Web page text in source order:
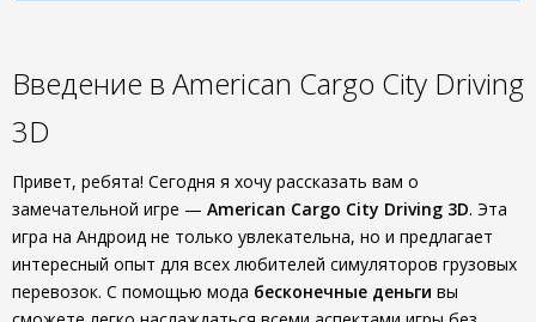
Введение в American Cargo City Driving
3D
Привет, ребята! Сегодня я хочу рассказать вам о
замечательной игре — American Cargo City Driving 3D. Эта
игра на Андроид не только увлекательна, но и предлагает
интересный опыт для всех любителей симуляторов грузовых
перевозок. С помощью мода бесконечные деньги вы